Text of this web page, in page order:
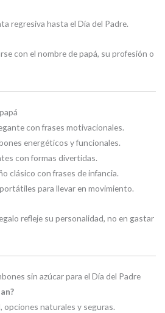
regresiva hasta el Día del Padre.
con el nombre de papá, su profesión o
con frases motivacionales.
energéticos y funcionales.
con formas divertidas.
clásico con frases de infancia.
para llevar en movimiento.
refleje su personalidad, no en gastar
sin azúcar para el Día del Padre
naturales y seguras.